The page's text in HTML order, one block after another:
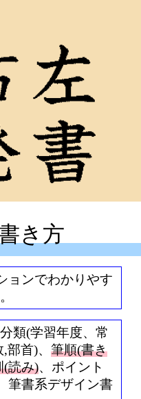
き方
ョンでわかりやす
類(学習年度、常
首)、 筆順(書き
(読み)、ポイント
筆書系デザイン書